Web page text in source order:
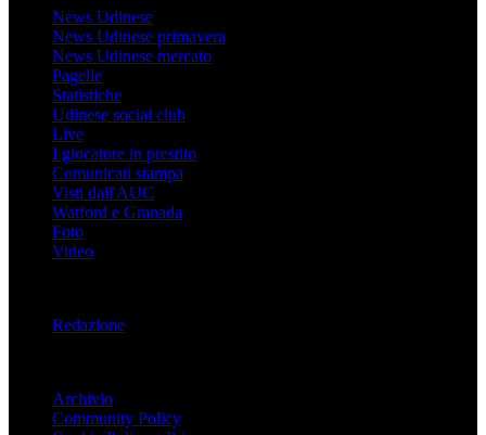
News Udinese
News Udinese primavera
News Udinese mercato
Pagelle
Statistiche
Udinese social club
Live
I giocatore in prestito
Comunicati stampa
Visti dall'AUC
Watford e Granada
Foto
Video
Redazione
Archivio
Community Policy